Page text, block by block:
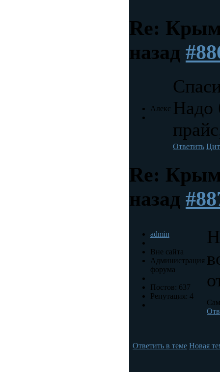
Re:
назад
Алекс Надо
Ответить
Re:
назад
admin
Вне сайта
Администрация
форума
Постов: 637
Репутация: 4
Ответить в теме Новая